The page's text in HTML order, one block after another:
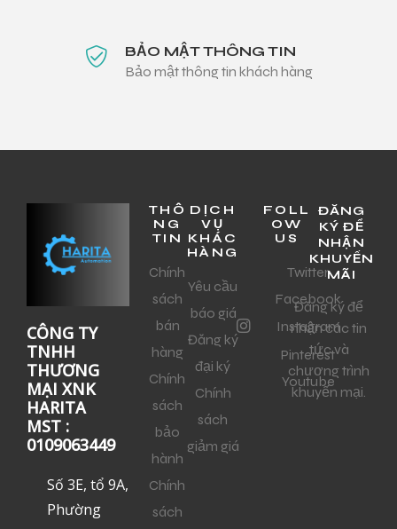
BẢO MẬT THÔNG TIN
Bảo mật thông tin khách hàng
CÔNG TY
TNHH
THƯƠNG
MẠI XNK
HARITA
MST :
0109063449
Số 3E, tổ 9A,
Phường
THÔ
NG
TIN
Chính
sách
bán
hàng
Chính
sách
bảo
hành
Chính
sách
DỊCH
VỤ
KHÁC
HÀNG
Yêu cầu
báo giá
Đăng ký
đại ký
Chính
sách
giảm giá
FOLL
OW
US
Twitter
Facebook
Instagram
Pinterest
Youtube
ĐĂNG
KÝ ĐỂ
NHẬN
KHUYẾN
MÃI
Đăng ký để
nhận các tin
tức và
chương trình
khuyến mại.